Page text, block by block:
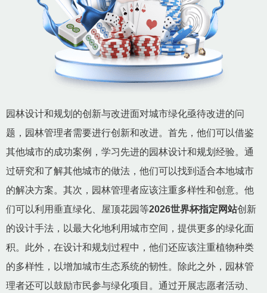
园林设计和规划的创新与改进面对城市绿化亟待改进的问
题，园林管理者需要进行创新和改进。首先，他们可以借鉴
其他城市的成功案例，学习先进的园林设计和规划经验。通
过研究和了解其他城市的做法，他们可以找到适合本地城市
的解决方案。其次，园林管理者应该注重多样性和创意。他
们可以利用垂直绿化、屋顶花园等2026世界杯指定网站创新
的设计手法，以最大化地利用城市空间，提供更多的绿化面
积。此外，在设计和规划过程中，他们还应该注重植物种类
的多样性，以增加城市生态系统的韧性。除此之外，园林管
理者还可以鼓励市民参与绿化项目。通过开展志愿者活动、